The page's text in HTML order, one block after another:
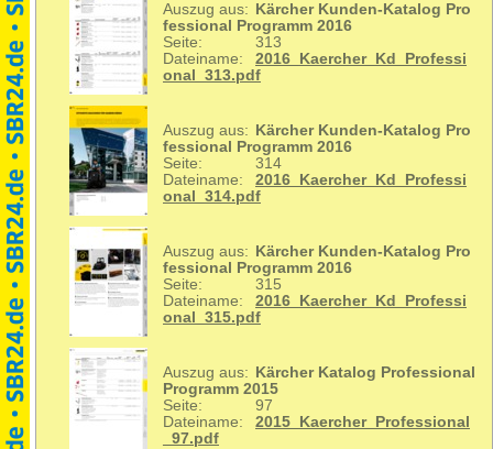
Auszug aus:
Kärcher Kunden-Katalog Pro
fessional Programm 2016
Seite:
313
Dateiname:
2016_Kaercher_Kd_Professi
onal_313.pdf
Auszug aus:
Kärcher Kunden-Katalog Pro
fessional Programm 2016
Seite:
314
Dateiname:
2016_Kaercher_Kd_Professi
onal_314.pdf
Auszug aus:
Kärcher Kunden-Katalog Pro
fessional Programm 2016
Seite:
315
Dateiname:
2016_Kaercher_Kd_Professi
onal_315.pdf
Auszug aus:
Kärcher Katalog Professional
Programm 2015
Seite:
97
Dateiname:
2015_Kaercher_Professional
_97.pdf